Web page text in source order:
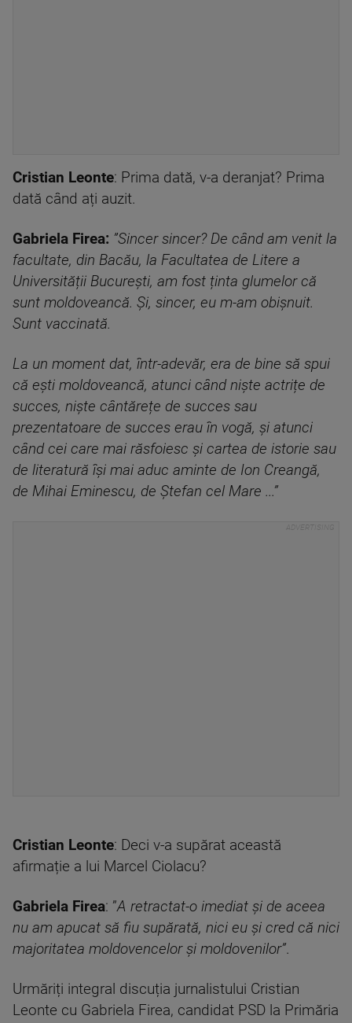
Cristian Leonte: Prima dată, v-a deranjat? Prima
dată când ați auzit.
Gabriela Firea: ”Sincer sincer? De când am venit la
facultate, din Bacău, la Facultatea de Litere a
Universității București, am fost ținta glumelor că
sunt moldoveancă. Și, sincer, eu m-am obișnuit.
Sunt vaccinată.
La un moment dat, într-adevăr, era de bine să spui
că ești moldoveancă, atunci când niște actrițe de
succes, niște cântărețe de succes sau
prezentatoare de succes erau în vogă, și atunci
când cei care mai răsfoiesc și cartea de istorie sau
de literatură își mai aduc aminte de Ion Creangă,
de Mihai Eminescu, de Ștefan cel Mare ...”
Cristian Leonte: Deci v-a supărat această
afirmație a lui Marcel Ciolacu?
Gabriela Firea: ”A retractat-o imediat și de aceea
nu am apucat să fiu supărată, nici eu și cred că nici
majoritatea moldovencelor și moldovenilor”.
Urmăriți integral discuția jurnalistului Cristian
Leonte cu Gabriela Firea, candidat PSD la Primăria